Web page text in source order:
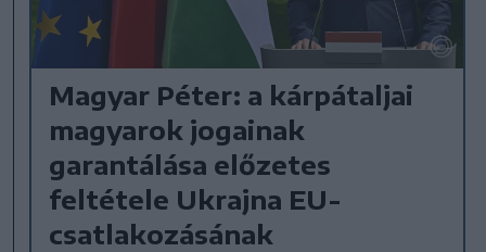
Magyar Péter: a kárpátaljai
magyarok jogainak
garantálása előzetes
feltétele Ukrajna EU-
csatlakozásának